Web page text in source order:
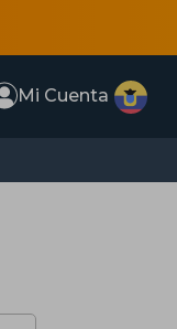
Mi Cuenta